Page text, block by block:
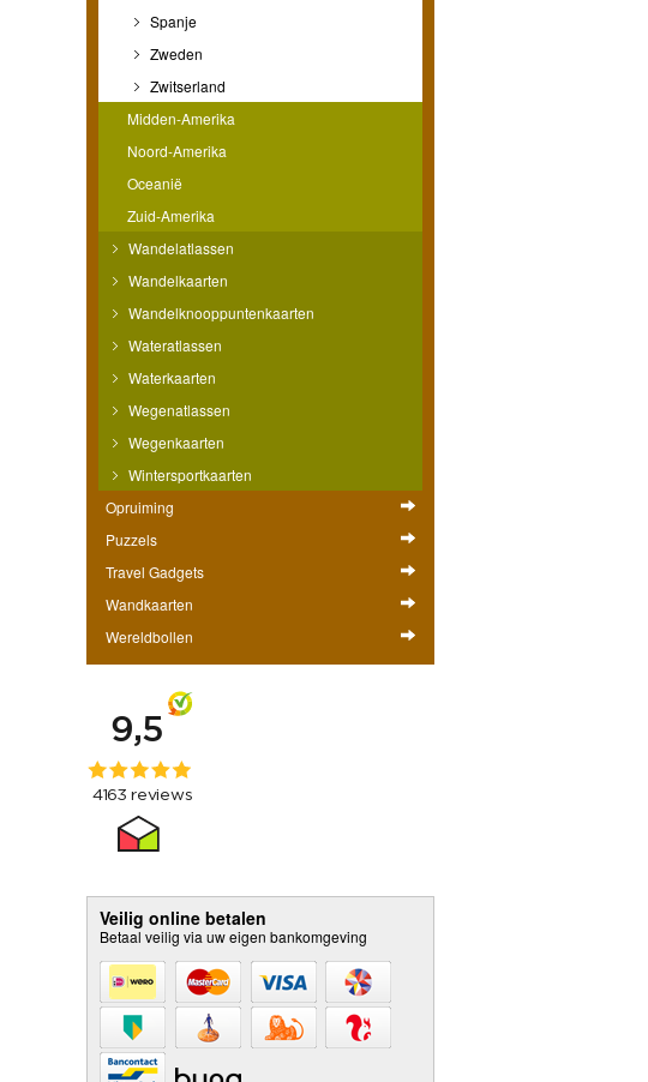
Spanje
Zweden
Zwitserland
Midden-Amerika
Noord-Amerika
Oceanië
Zuid-Amerika
Wandelatlassen
Wandelkaarten
Wandelknooppuntenkaarten
Wateratlassen
Waterkaarten
Wegenatlassen
Wegenkaarten
Wintersportkaarten
Opruiming
Puzzels
Travel Gadgets
Wandkaarten
Wereldbollen
Veilig online betalen
Betaal veilig via uw eigen bankomgeving